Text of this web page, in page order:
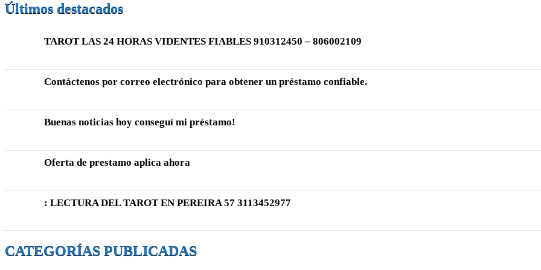
Últimos destacados
TAROT LAS 24 HORAS VIDENTES FIABLES 910312450 – 806002109
Contáctenos por correo electrónico para obtener un préstamo confiable.
Buenas noticias hoy conseguí mi préstamo!
Oferta de prestamo aplica ahora
: LECTURA DEL TAROT EN PEREIRA 57 3113452977
CATEGORÍAS PUBLICADAS